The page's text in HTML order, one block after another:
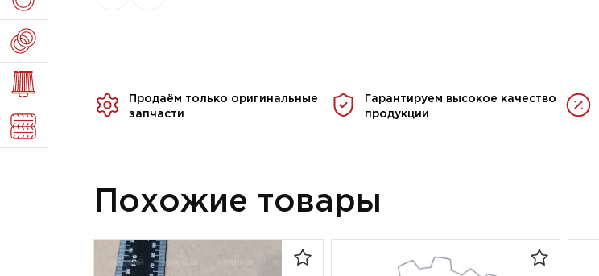
Продаём только оригинальные
запчасти
Гарантируем высокое качество
продукции
Похожие товары